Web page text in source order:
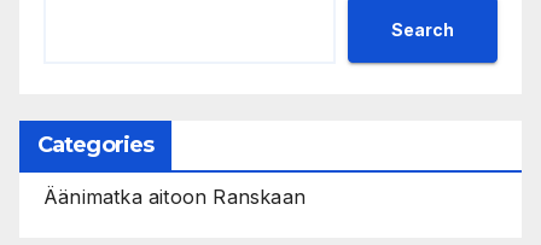
Search
Categories
Äänimatka aitoon Ranskaan